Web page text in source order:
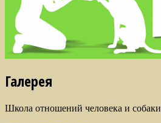
Галерея
Школа отношений человека и собаки